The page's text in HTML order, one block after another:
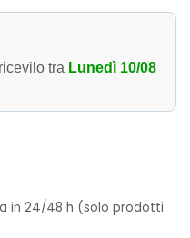
tra Lunedì 10/08
in 24/48 h (solo prodotti